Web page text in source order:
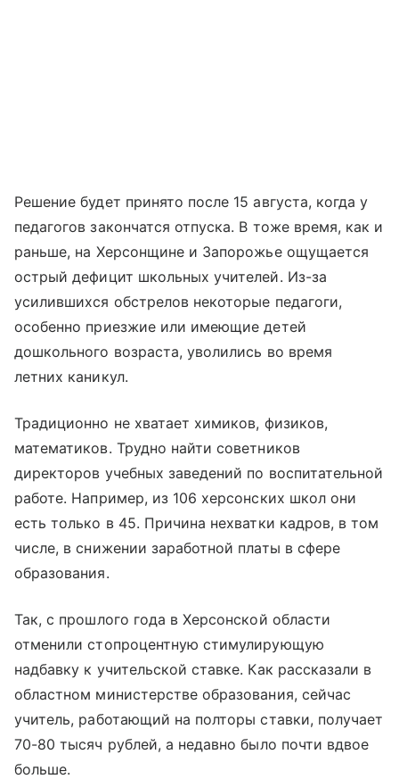
Решение будет принято после 15 августа, когда у
педагогов закончатся отпуска. В тоже время, как и
раньше, на Херсонщине и Запорожье ощущается
острый дефицит школьных учителей. Из-за
усилившихся обстрелов некоторые педагоги,
особенно приезжие или имеющие детей
дошкольного возраста, уволились во время
летних каникул.
Традиционно не хватает химиков, физиков,
математиков. Трудно найти советников
директоров учебных заведений по воспитательной
работе. Например, из 106 херсонских школ они
есть только в 45. Причина нехватки кадров, в том
числе, в снижении заработной платы в сфере
образования.
Так, с прошлого года в Херсонской области
отменили стопроцентную стимулирующую
надбавку к учительской ставке. Как рассказали в
областном министерстве образования, сейчас
учитель, работающий на полторы ставки, получает
70-80 тысяч рублей, а недавно было почти вдвое
больше.